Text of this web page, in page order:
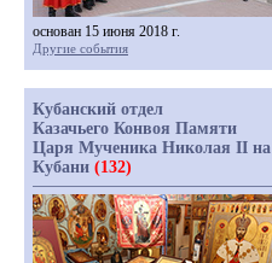
основан 15 июня 2018 г.
Другие события
Кубанский отдел
Казачьего Конвоя Памяти
Царя Мученика Николая II на
Кубани (132)